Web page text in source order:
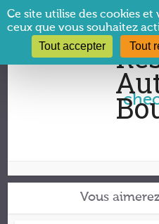
Vous êtes ici :CRA
Vous
Panneau de gestion des cookies
Ce site utilise des cookies
ceux que vous souhaitez
Tout accepter Tout